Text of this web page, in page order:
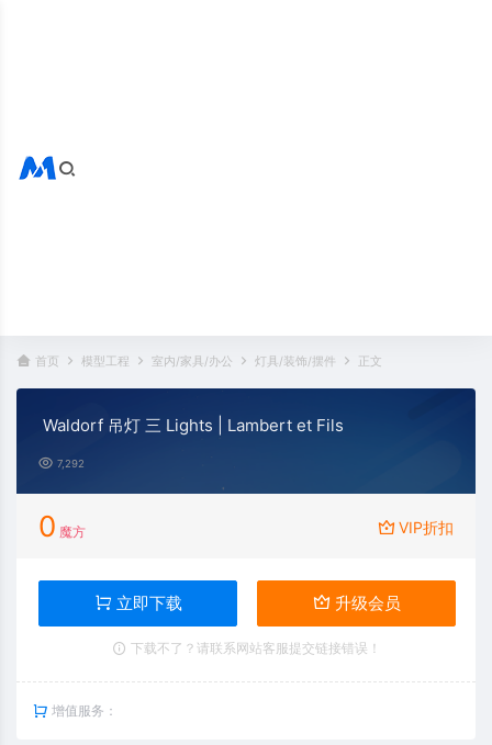
首页 模型工程 室内/家具/办公 灯具/装饰/摆件 正文
Waldorf 吊灯 三 Lights | Lambert et Fils
7,292
0 魔方 VIP折扣
立即下载 升级会员
下载不了？请联系网站客服提交链接错误！
增值服务：